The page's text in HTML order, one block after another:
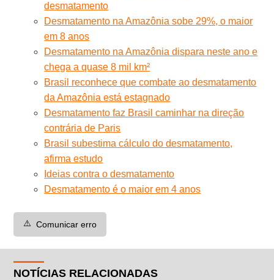
desmatamento
Desmatamento na Amazônia sobe 29%, o maior
em 8 anos
Desmatamento na Amazônia dispara neste ano e
chega a quase 8 mil km²
Brasil reconhece que combate ao desmatamento
da Amazônia está estagnado
Desmatamento faz Brasil caminhar na direção
contrária de Paris
Brasil subestima cálculo do desmatamento,
afirma estudo
Ideias contra o desmatamento
Desmatamento é o maior em 4 anos
⚠️ Comunicar erro
NOTÍCIAS RELACIONADAS